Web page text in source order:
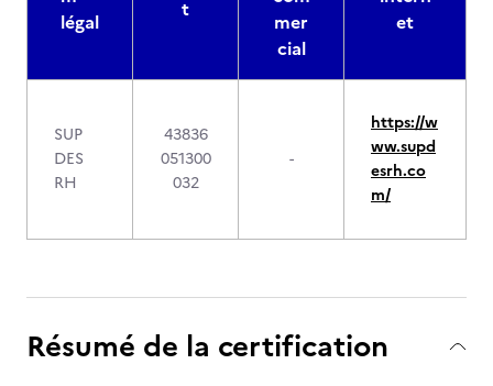
légal
t
mer
cial
et
SUP
DES
RH
43836
051300
032
-
https://w
ww.supd
esrh.co
m/
Résumé de la certification